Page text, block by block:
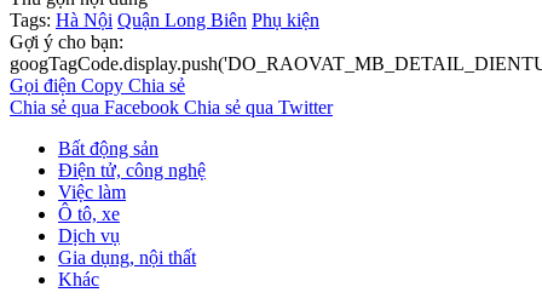
Tags: Hà Nội Quận Long Biên Phụ kiện
Gợi ý cho bạn:
Gọi điện Copy Chia sẻ
Chia sẻ qua Facebook Chia sẻ qua Twitter
Bất động sản
Điện tử, công nghệ
Việc làm
Ô tô, xe
Dịch vụ
Gia dụng, nội thất
Khác